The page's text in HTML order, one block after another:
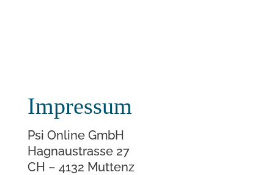
Impressum
Psi Online GmbH
Hagnaustrasse 27
CH – 4132 Muttenz